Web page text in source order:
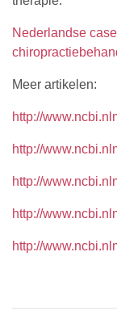
Nederlandse
Meer artikelen:
http://
http://
http://
http://
http://